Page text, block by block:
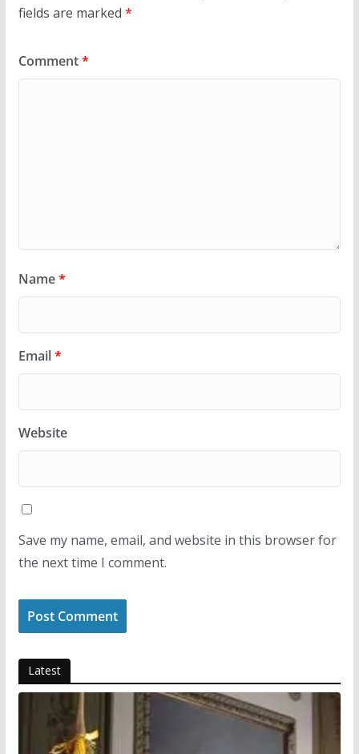
fields are marked *
Comment*
Name*
Email*
Website
Save my name, email, and website in this browser for
the next time I comment.
Latest